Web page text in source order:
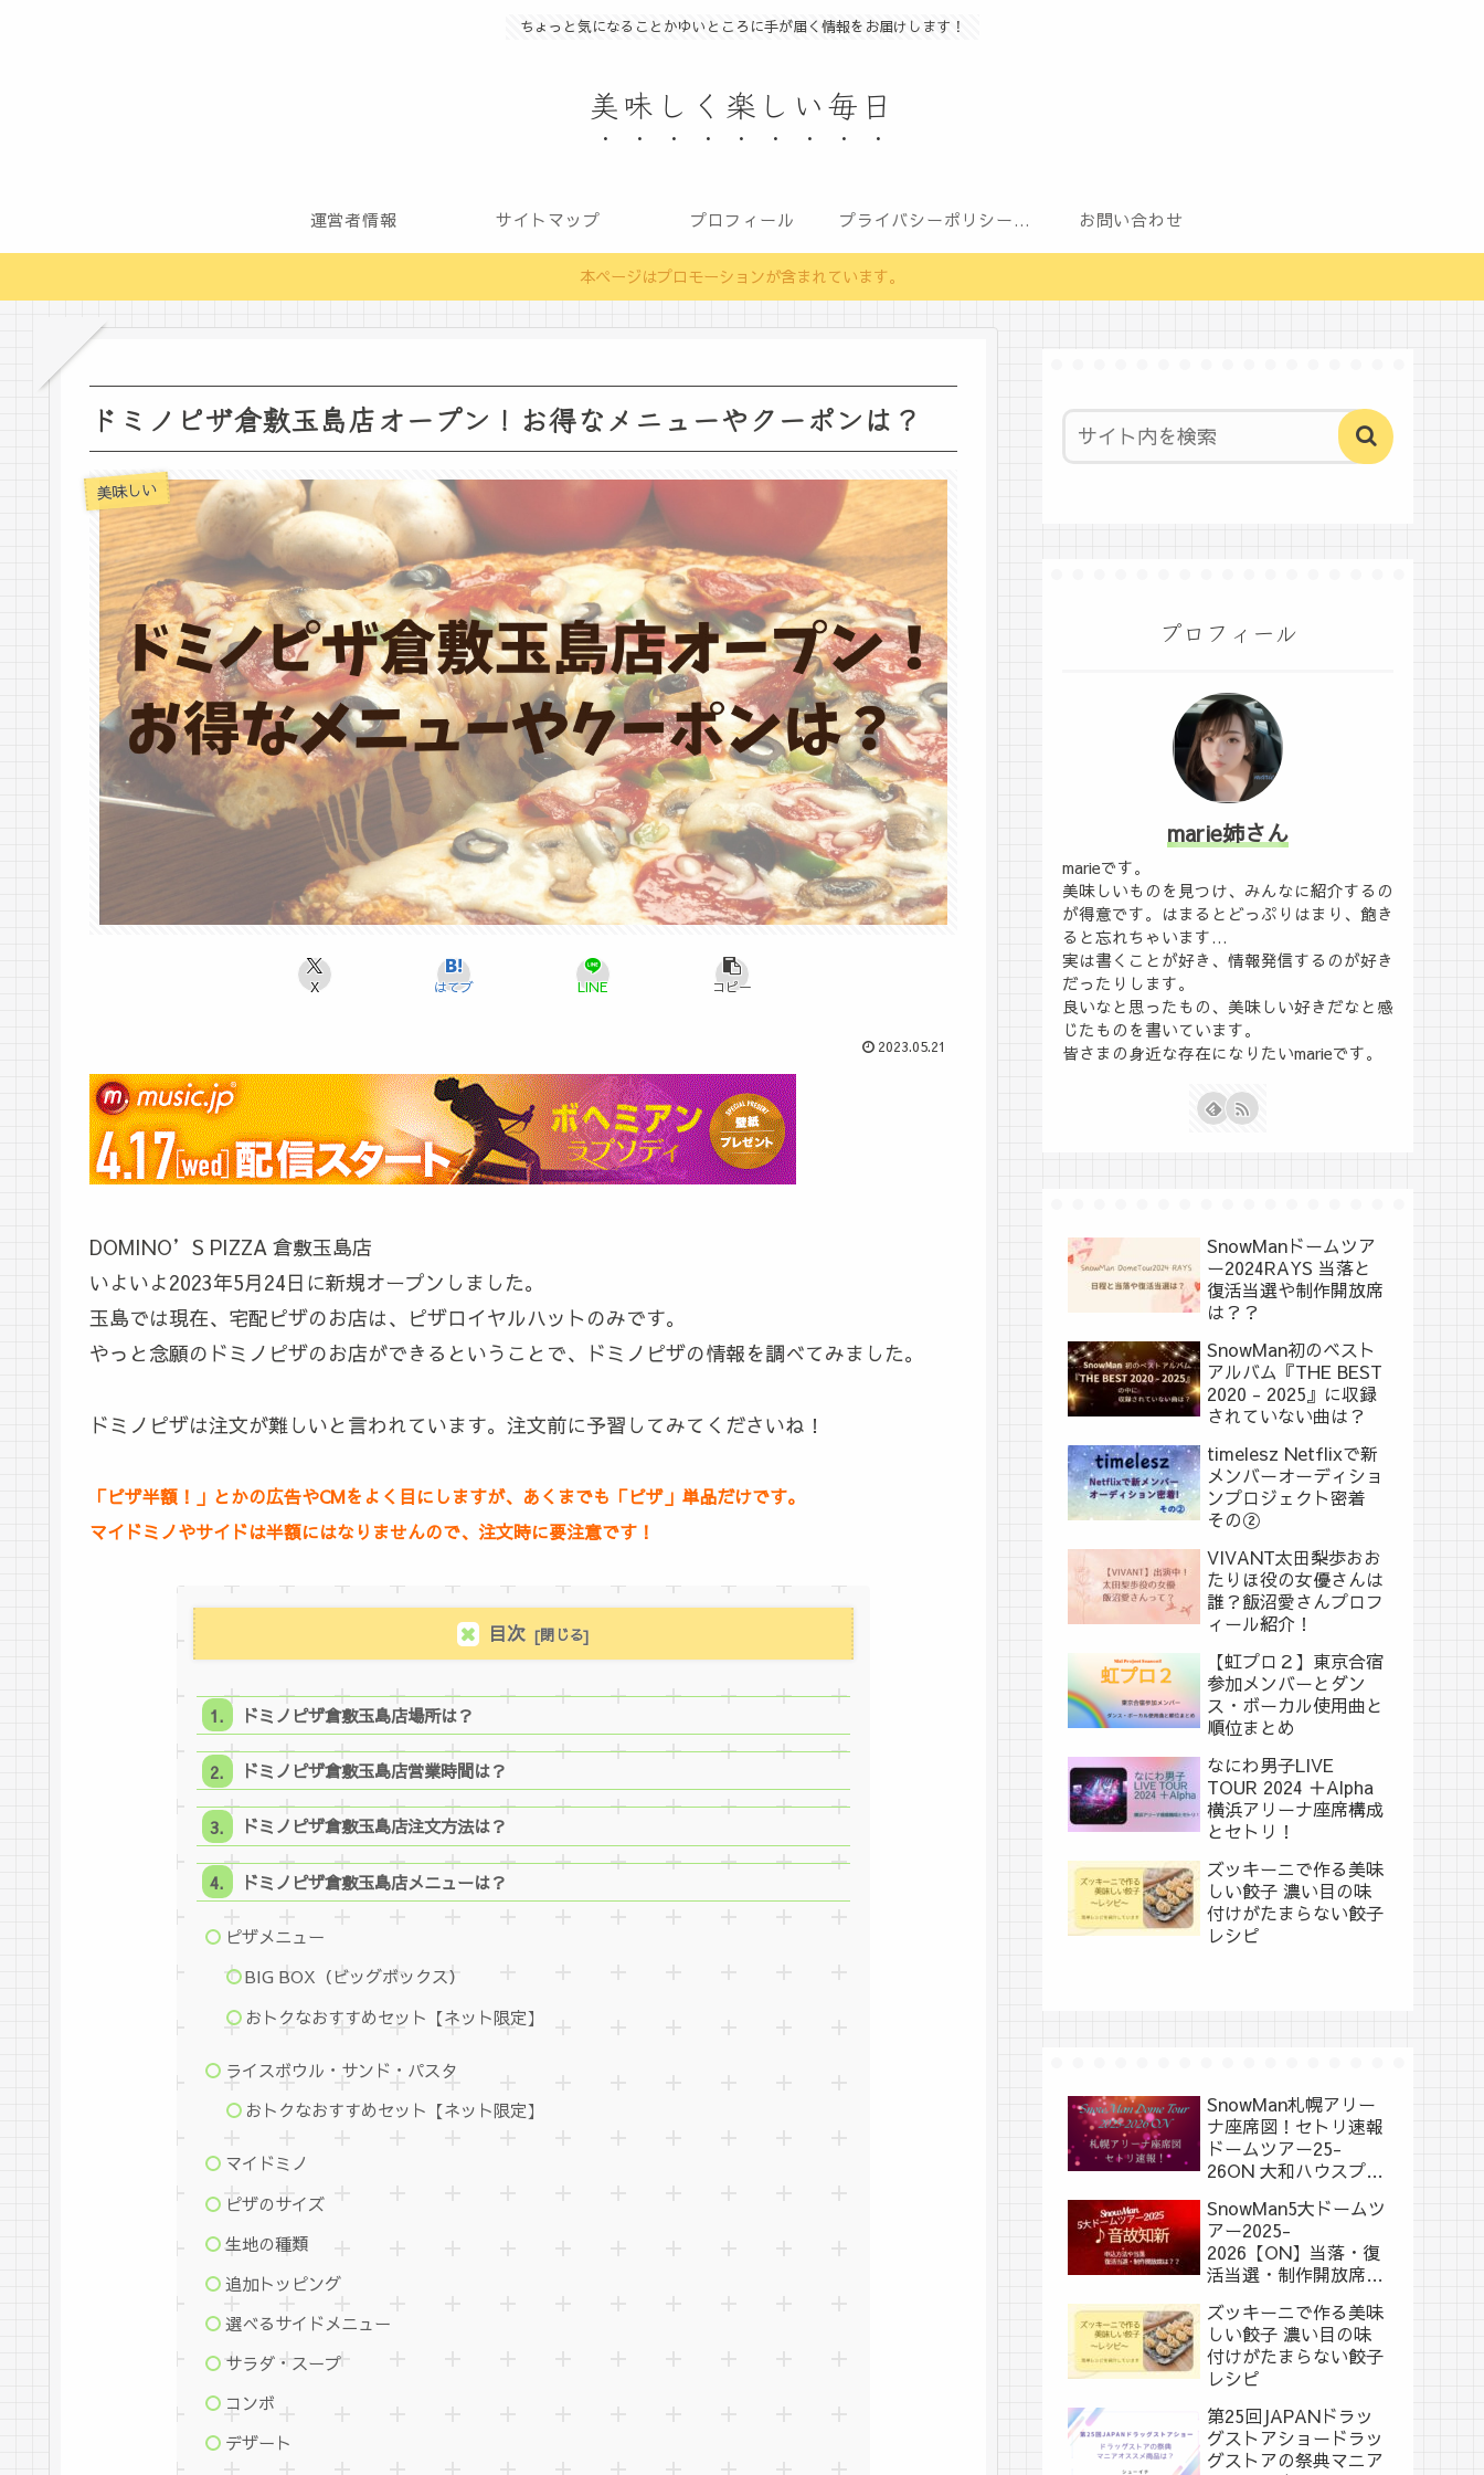
ちょっと気になることかゆいところに手が届く情報をお届けします！
美味しく楽しい毎日
運営者情報 サイトマップ プロフィール プライバシーポリシー（改正電気通信事業法・外部送信規律に関する事項を含む） お問い合わせ
本ページはプロモーションが含まれています。
ドミノピザ倉敷玉島店オープン！お得なメニューやクーポンは？
美味しい
X はてブ LINE コピー
2023.05.21
DOMINO’S PIZZA 倉敷玉島店
いよいよ2023年5月24日に新規オープンしました。
玉島では現在、宅配ピザのお店は、ピザロイヤルハットのみです。
やっと念願のドミノピザのお店ができるということで、ドミノピザの情報を調べてみました。
ドミノピザは注文が難しいと言われています。注文前に予習してみてくださいね！
「ピザ半額！」とかの広告やCMをよく目にしますが、あくまでも「ピザ」単品だけです。
マイドミノやサイドは半額にはなりませんので、注文時に要注意です！
目次
ドミノピザ倉敷玉島店場所は？
ドミノピザ倉敷玉島店営業時間は？
ドミノピザ倉敷玉島店注文方法は？
ドミノピザ倉敷玉島店メニューは？
ピザメニュー
BIG BOX（ビッグボックス）
おトクなおすすめセット【ネット限定】
ライスボウル・サンド・パスタ
おトクなおすすめセット【ネット限定】
マイドミノ
ピザのサイズ
生地の種類
追加トッピング
選べるサイドメニュー
サラダ・スープ
コンボ
デザート
プロフィール
marie姉さん
marieです。
美味しいものを見つけ、みんなに紹介するの
が得意です。はまるとどっぷりはまり、飽き
ると忘れちゃいます…
実は書くことが好き、情報発信するのが好き
だったりします。
良いなと思ったもの、美味しい好きだなと感
じたものを書いています。
皆さまの身近な存在になりたいmarieです。
SnowManドームツア
ー2024RAYS 当落と
復活当選や制作開放席
は？？
SnowMan初のベスト
アルバム『THE BEST
2020 - 2025』に収録
されていない曲は？
timelesz Netflixで新
メンバーオーディショ
ンプロジェクト密着
その②
VIVANT太田梨歩おお
たりほ役の女優さんは
誰？飯沼愛さんプロフ
ィール紹介！
【虹プロ２】東京合宿
参加メンバーとダン
ス・ボーカル使用曲と
順位まとめ
なにわ男子LIVE
TOUR 2024 ＋Alpha
横浜アリーナ座席構成
とセトリ！
ズッキーニで作る美味
しい餃子 濃い目の味
付けがたまらない餃子
レシピ
SnowMan札幌アリー
ナ座席図！セトリ速報
ドームツアー25-
26ON 大和ハウスプレ
SnowMan5大ドームツ
アー2025-
2026【ON】当落・復
活当選・制作開放席
ズッキーニで作る美味
しい餃子 濃い目の味
付けがたまらない餃子
レシピ
第25回JAPANドラッ
グストアショードラッ
グストアの祭典マニア